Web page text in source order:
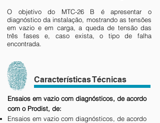
O objetivo do MTC-26 B é apresentar o
diagnóstico da instalação, mostrando as tensões
em vazio e em carga, a queda de tensão das
três fases e, caso exista, o tipo de falha
encontrada.
Características Técnicas
Ensaios em vazio com diagnósticos, de acordo
com o Prodist, de:
Ensaios em vazio com diagnósticos, de acordo